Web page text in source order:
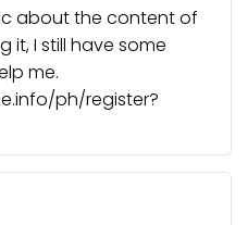
about the content of
it, I still have some
me.
ph/register?